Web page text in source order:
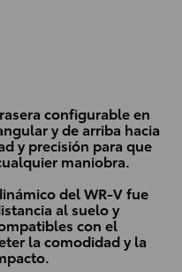
configurable en
y de arriba hacia
y precisión para que
maniobra.
del WR-V fue
al suelo y
con el
la comodidad y la